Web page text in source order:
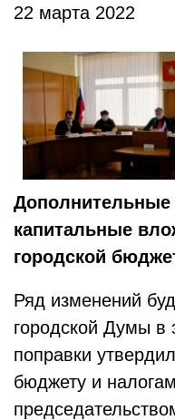
22 марта 2022
капитальные
городской
Ряд изменений
городской Думы в
поправки
бюджету и